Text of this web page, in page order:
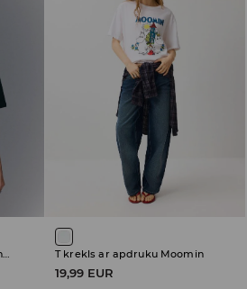
T krekls ar apdruku Lightning McQueen T krekls ar apdruku Moomin
19,99 EUR